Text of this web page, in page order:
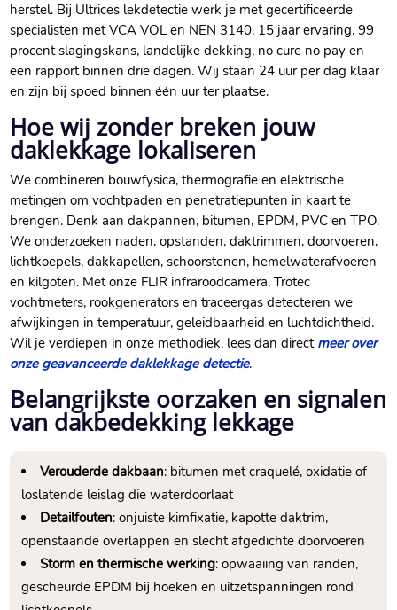
herstel.​ Bij Ultrices lekdetectie werk je met gecertificeerde
specialisten met VCA VOL en NEN 3140, 15 jaar ervaring, 99
procent slagingskans, landelijke dekking, no cure no pay en
een rapport binnen drie dagen.​ Wij staan 24 uur per dag klaar
en zijn bij spoed binnen één uur ter plaatse.​
Hoe wij zonder breken jouw
daklekkage lokaliseren
We combineren bouwfysica, thermografie en elektrische
metingen om vochtpaden en penetratiepunten in kaart te
brengen.​ Denk aan dakpannen, bitumen, EPDM, PVC en TPO.​
We onderzoeken naden, opstanden, daktrimmen, doorvoeren,
lichtkoepels, dakkapellen, schoorstenen, hemelwaterafvoeren
en kilgoten.​ Met onze FLIR infraroodcamera, Trotec
vochtmeters, rookgenerators en traceergas detecteren we
afwijkingen in temperatuur, geleidbaarheid en luchtdichtheid.​
Wil je verdiepen in onze methodiek, lees dan direct meer over
onze geavanceerde daklekkage detectie.​
Belangrijkste oorzaken en signalen
van dakbedekking lekkage
Verouderde dakbaan: bitumen met craquelé, oxidatie of
loslatende leislag die waterdoorlaat
Detailfouten: onjuiste kimfixatie, kapotte daktrim,
openstaande overlappen en slecht afgedichte doorvoeren
Storm en thermische werking: opwaaiing van randen,
gescheurde EPDM bij hoeken en uitzetspanningen rond